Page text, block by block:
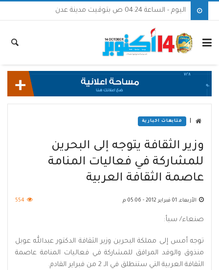
اليوم - الساعة 04:24 ص بتوقيت مدينة عدن
متابعات اخبارية
وزير الثقافة يتوجه إلى البحرين
للمشاركة في فعاليات المنامة
عاصمة الثقافة العربية
الأربعاء, 01 فبراير 2012 - 05:06 م 554
صنعاء/ سبأ:
توجه أمس إلى مملكة البحرين وزير الثقافة الدكتور عبدالله عوبل
منذوق والوفد المرافق للمشاركة في فعاليات المنامة عاصمة
الثقافة العربية التي ستنطلق في الـ 2 من فبراير القادم.